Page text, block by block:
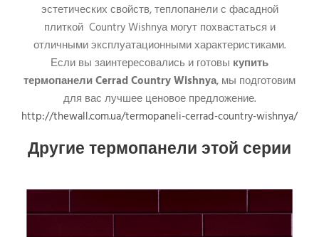
эстетических свойств, теплопанели с фасадной
плиткой Country Wishnyа могут похвастаться и
отличными эксплуатационными характеристиками.
Если вы заинтересовались и готовы купить
термопанели Cerrad Country Wishnyа, мы подготовим
для вас лучшее ценовое предложение.
http://thewall.com.ua/termopaneli-cerrad-country-wishnya/
Другие термопанели этой серии